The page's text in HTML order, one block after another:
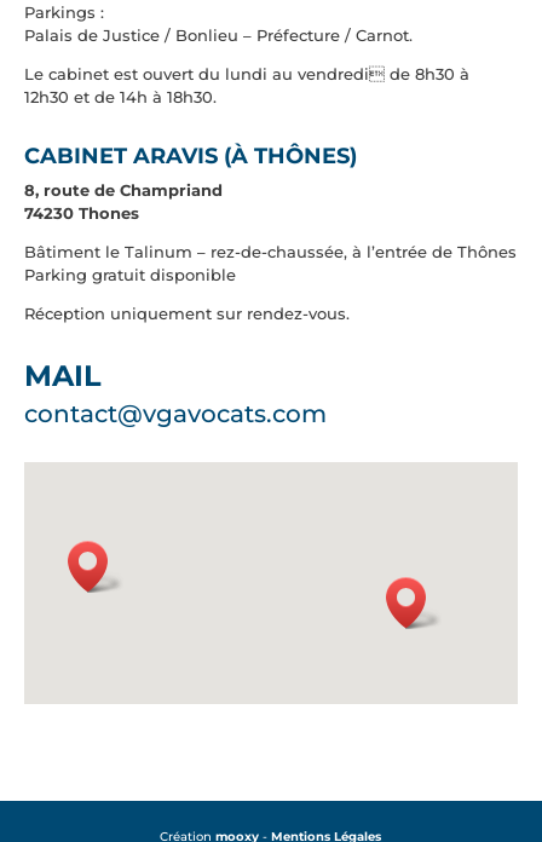
Parkings :
Palais de Justice / Bonlieu – Préfecture / Carnot.
Le cabinet est ouvert du lundi au vendredi de 8h30 à
12h30 et de 14h à 18h30.
CABINET ARAVIS (À THÔNES)
8, route de Champriand
74230 Thones
Bâtiment le Talinum – rez-de-chaussée, à l’entrée de Thônes
Parking gratuit disponible
Réception uniquement sur rendez-vous.
MAIL
contact@vgavocats.com
Créationmooxy -Mentions Légales